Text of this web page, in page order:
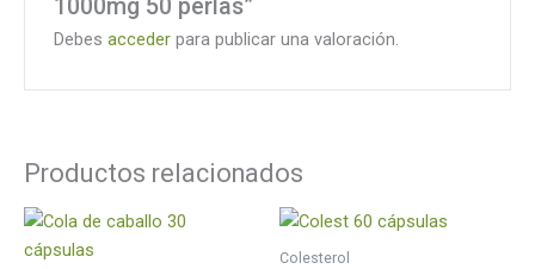
1000mg 50 perlas”
Debesacceder para publicar una valoración.
Productos relacionados
Colesterol